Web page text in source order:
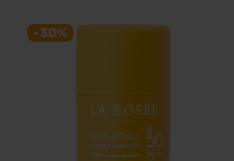
-30%